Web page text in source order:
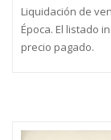
Liquidación de
Época. El listado
precio pagado.